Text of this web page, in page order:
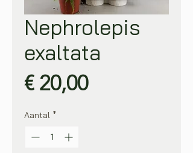
Nephrolepis
exaltata
€ 20,00Prijs
Aantal *